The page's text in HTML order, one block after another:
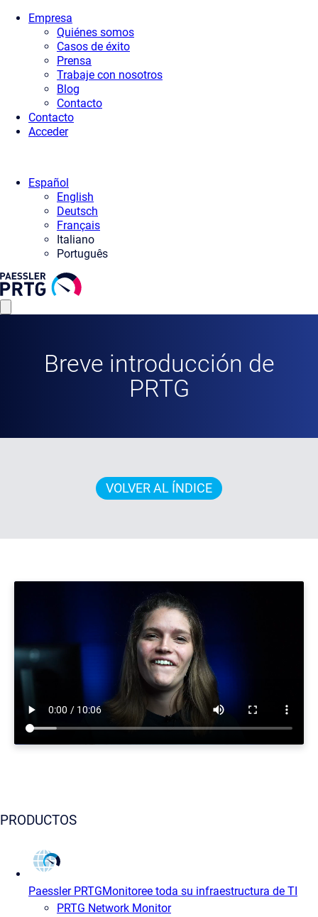
Empresa
Quiénes somos
Casos de éxito
Prensa
Trabaje con nosotros
Blog
Contacto
Contacto
Acceder
Español
English
Deutsch
Français
Italiano
Português
Breve introducción de
PRTG
VOLVER AL ÍNDICE
PRODUCTOS
Paessler PRTGMonitoree toda su infraestructura de TI
PRTG Network Monitor